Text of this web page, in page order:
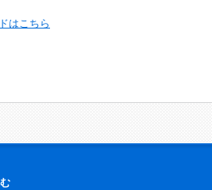
はこちら